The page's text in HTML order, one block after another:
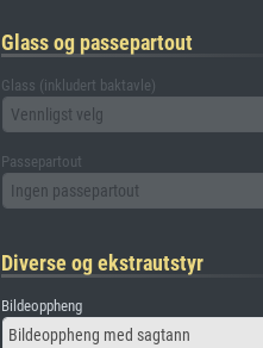
Glass og passepartout
Glass (inkludert baktavle)
Vennligst velg
Passepartout
Ingen passepartout
Diverse og ekstrautstyr
Bildeoppheng
Bildeoppheng med sagtann